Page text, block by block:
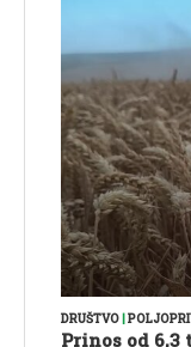
DRUŠTVO|
Prinos od 6,3